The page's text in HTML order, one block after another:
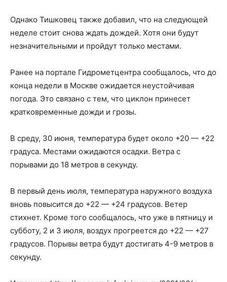
Однако Тишковец также добавил, что на следующей
неделе стоит снова ждать дождей. Хотя они будут
незначительными и пройдут только местами.
Ранее на портале Гидрометцентра сообщалось, что до
конца недели в Москве ожидается неустойчивая
погода. Это связано с тем, что циклон принесет
кратковременные дожди и грозы.
В среду, 30 июня, температура будет около +20 — +22
градуса. Местами ожидаются осадки. Ветра с
порывами до 18 метров в секунду.
В первый день июля, температура наружного воздуха
вновь повысится до +22 — +24 градусов. Ветер
стихнет. Кроме того сообщалось, что уже в пятницу и
субботу, 2 и 3 июля, воздух прогреется до +22 — +27
градусов. Порывы ветра будут достигать 4-9 метров в
секунду.